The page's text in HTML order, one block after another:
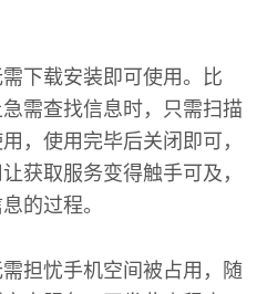
下载安装即可使用。比
需查找信息时，只需扫描
，使用完毕后关闭即可，
获取服务变得触手可及，
的过程。
担忧手机空间被占用，随